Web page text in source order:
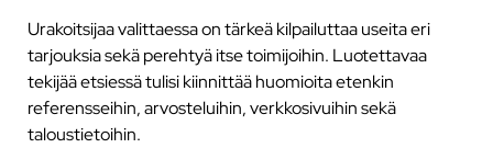
Urakoitsijaa valittaessa on tärkeä kilpailuttaa useita eri
tarjouksia sekä perehtyä itse toimijoihin. Luotettavaa
tekijää etsiessä tulisi kiinnittää huomioita etenkin
referensseihin, arvosteluihin, verkkosivuihin sekä
taloustietoihin.